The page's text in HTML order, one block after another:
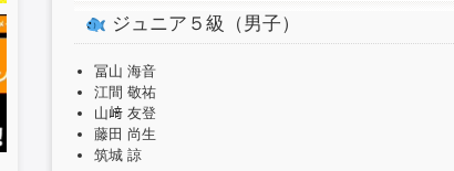
ジュニア５級（男子）
冨山 海音
江間 敬祐
山﨑 友登
藤田 尚生
筑城 諒